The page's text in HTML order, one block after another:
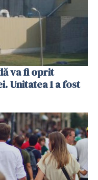
va fi oprit
Unitatea 1 a fost